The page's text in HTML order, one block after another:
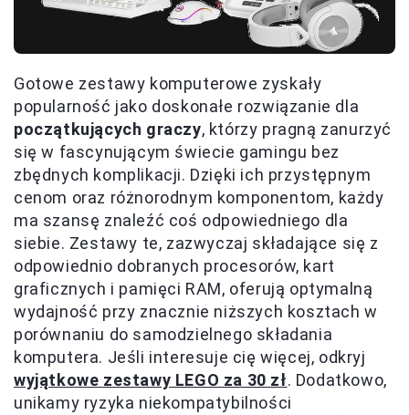
Gotowe zestawy komputerowe zyskały
popularność jako doskonałe rozwiązanie dla
początkujących graczy, którzy pragną zanurzyć
się w fascynującym świecie gamingu bez
zbędnych komplikacji. Dzięki ich przystępnym
cenom oraz różnorodnym komponentom, każdy
ma szansę znaleźć coś odpowiedniego dla
siebie. Zestawy te, zazwyczaj składające się z
odpowiednio dobranych procesorów, kart
graficznych i pamięci RAM, oferują optymalną
wydajność przy znacznie niższych kosztach w
porównaniu do samodzielnego składania
komputera. Jeśli interesuje cię więcej, odkryj
wyjątkowe zestawy LEGO za 30 zł. Dodatkowo,
unikamy ryzyka niekompatybilności